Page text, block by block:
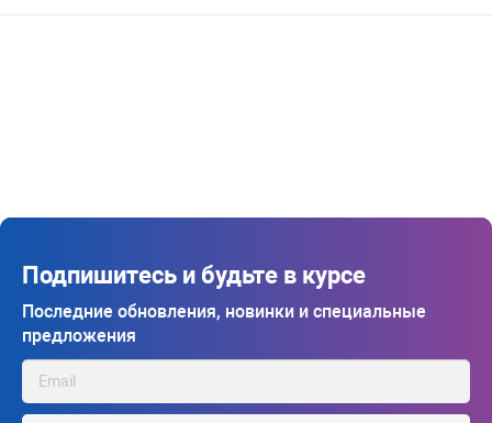
Подпишитесь и будьте в курсе
Последние обновления, новинки и специальные
предложения